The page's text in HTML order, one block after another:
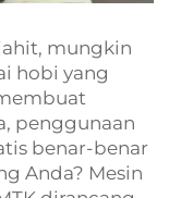
mungkin
hobi yang
penggunaan
benar-benar
Anda? Mesin